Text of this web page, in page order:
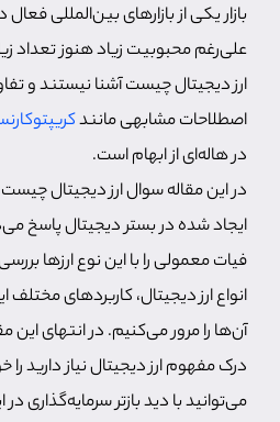
بازار یکی از بازارهای بین‌المللی
علی‌رغم محبوبیت زیاد هنوز تعداد
ارز دیجیتال چیست آشنا نیستند و
اصطلاحات مشابهی مانند
در هاله‌ای از ابهام است.
در این مقاله سوال ارز دیجیتال چیست
ایجاد شده در بستر دیجیتال پاسخ
فیات معمولی را با این نوع ارزها
انواع ارز دیجیتال، کاربردهای مختلف
آن‌ها را مرور می‌کنیم. در انتهای این
درک مفهوم ارز دیجیتال نیاز دارید
می‌توانید با دید بازتر سرمایه‌گذاری در